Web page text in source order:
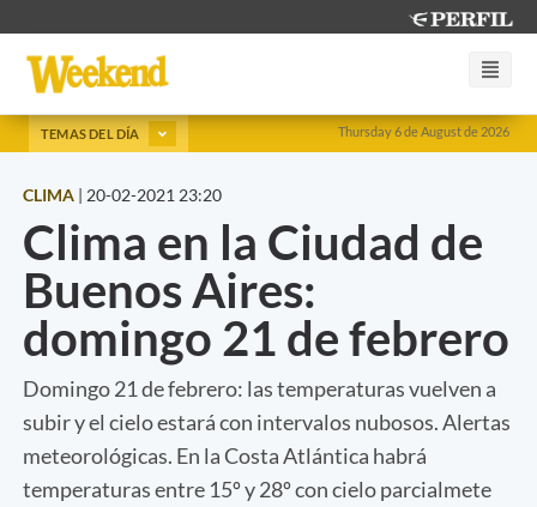
Thursday 6 de August de 2026
TEMAS DEL DÍA
CLIMA | 20-02-2021 23:20
Clima en la Ciudad de
Buenos Aires:
domingo 21 de febrero
Domingo 21 de febrero: las temperaturas vuelven a
subir y el cielo estará con intervalos nubosos. Alertas
meteorológicas. En la Costa Atlántica habrá
temperaturas entre 15º y 28º con cielo parcialmete